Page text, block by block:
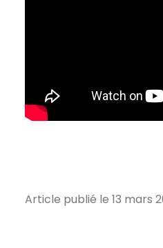
Article publié le 13 mars